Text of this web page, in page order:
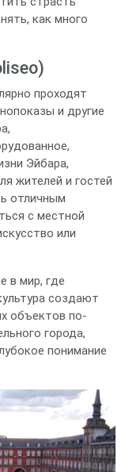
как много
проходят
и другие
Эйбара,
жителей и гостей
отличным
с местной
или
в мир, где
создают
объектов по-
города,
понимание